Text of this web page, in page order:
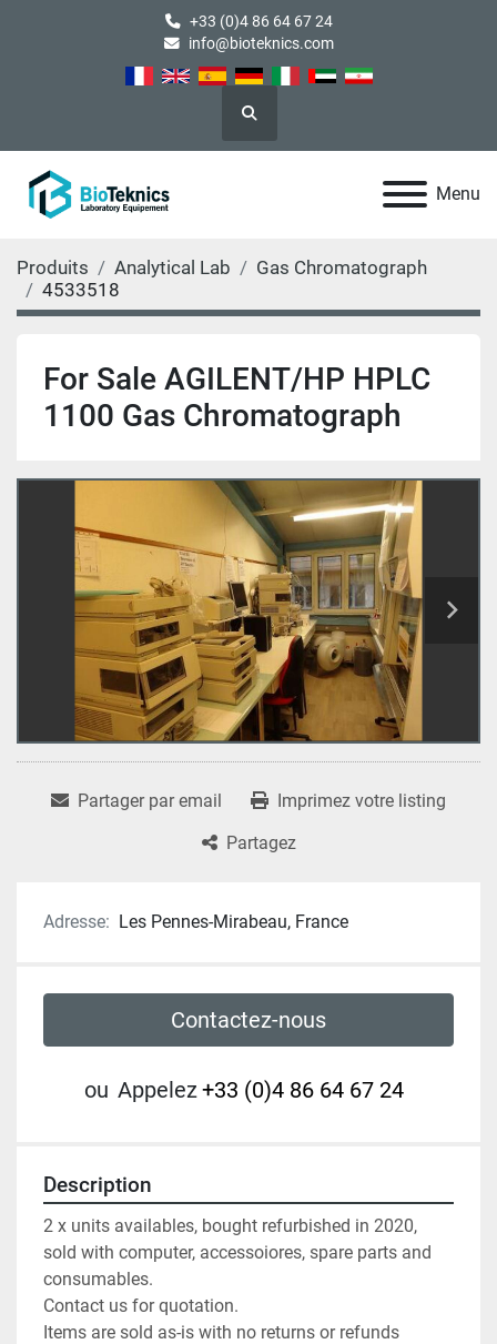
+33 (0)4 86 64 67 24
info@bioteknics.com
Rechercher
Menu
Produits Analytical Lab
Gas Chromatograph
4533518
For Sale AGILENT/HP HPLC
1100 Gas Chromatograph
Partager par email
Imprimez votre listing
Partagez
Adresse: Les Pennes-Mirabeau, France
Contactez-nous
ou Appelez+33 (0)4 86 64 67 24
Description
2 x units availables, bought refurbished in 2020,
sold with computer, accessoiores, spare parts and
consumables.
Contact us for quotation.
Items are sold as-is with no returns or refunds